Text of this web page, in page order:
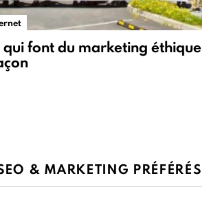
qui font du marketing éthique
& MARKETING PRÉFÉRÉS